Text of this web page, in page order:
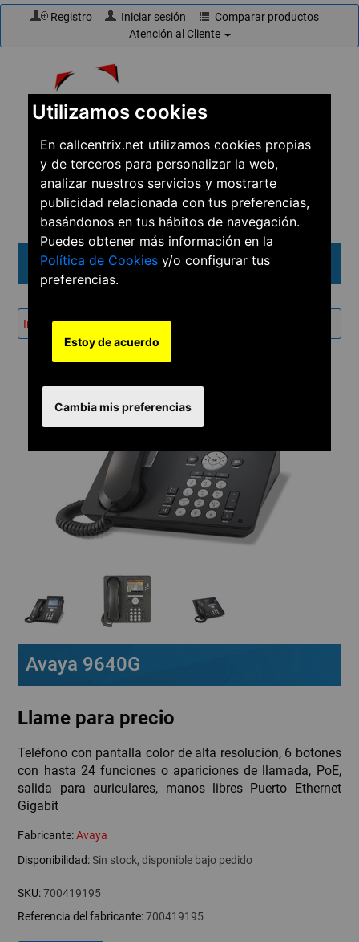
Utilizamos cookies
En callcentrix.net utilizamos cookies propias
y de terceros para personalizar la web,
analizar nuestros servicios y mostrarte
publicidad relacionada con tus preferencias,
basándonos en tus hábitos de navegación.
Puedes obtener más información en la
Política de Cookies y/o configurar tus
preferencias.
Estoy de acuerdo
Cambia mis preferencias
Registro Iniciar sesión
Comparar productos
Atención al Cliente
☎910 61 60 15
Menú
Inicio → Productos → Teléfonos
Avaya 9640G
Llame para precio
Teléfono con pantalla color de alta resolución, 6 botones
con hasta 24 funciones o apariciones de llamada, PoE,
salida para auriculares, manos libres Puerto Ethernet
Gigabit
Fabricante: Avaya
Disponibilidad: Sin stock, disponible bajo pedido
SKU: 700419195
Referencia del fabricante: 700419195